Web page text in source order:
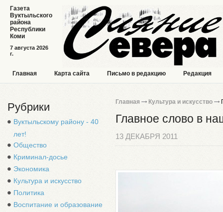
7 августа 2026
г.
Газета
Вуктыльского
района
Республики
Коми
Главная Карта сайта Письмо в редакцию Редакция
Рубрики
Вуктыльскому району - 40
лет!
Общество
Криминал-досье
Экономика
Культура и искусство
Политика
Воспитание и образование
Главная Культура и искусство
Главное слово в
13 ДЕКАБРЯ 2011